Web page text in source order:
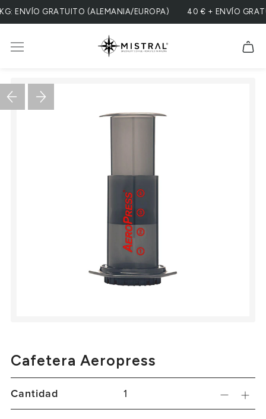
GRATUITO (ALEMANIA/EUROPA) 40 € + ENVÍO
Cafetera Aeropress
Cantidad